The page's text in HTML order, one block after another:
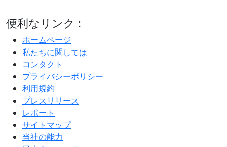
便利なリンク :
ホームページ
私たちに関しては
コンタクト
プライバシーポリシー
利用規約
プレスリリース
レポート
サイトマップ
当社の能力